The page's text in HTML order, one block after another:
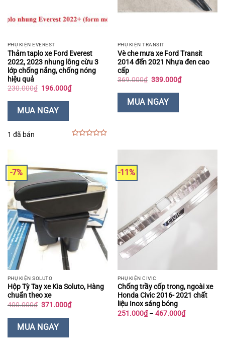
PHỤ KIỆN EVEREST
Thảm taplo xe Ford Everest
2022, 2023 nhung lông cừu 3
lớp chống nắng, chống nóng
hiệu quả
230.000₫ Giá
là:
230.000₫.
196.000₫Giá
hiện
MUA NGAY
1 đã bán
PHỤ KIỆN TRANSIT
Vè che mưa xe Ford Transit
2014 đến 2021 Nhựa đen cao
cấp
369.000₫ Giá
là:
369.000₫.
339.000₫Giá
hiện
MUA NGAY
-7%
PHỤ KIỆN SOLUTO
Hộp Tỳ Tay xe Kia Soluto, Hàng
chuẩn theo xe
400.000₫ Giá
là:
400.000₫.
371.000₫Giá
hiện
MUA NGAY
-11%
PHỤ KIỆN CIVIC
Chống trầy cốp trong, ngoài xe
Honda Civic 2016- 2021 chất
liệu Inox sáng bóng
251.000₫ – 467.000₫Khoảng
giá: